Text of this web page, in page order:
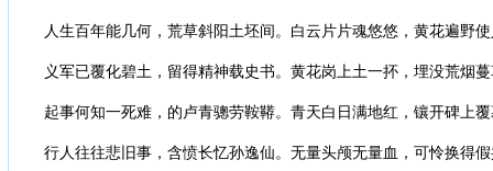
人生百年能几何，荒草斜阳土坯间。白云片片魂悠悠，黄花遍野使
义军已覆化碧土，留得精神载史书。黄花岗上土一抔，埋没荒烟蔓
起事何知一死难，的卢青骢劳鞍鞯。青天白日满地红，镶开碑上覆
行人往往悲旧事，含愤长忆孙逸仙。无量头颅无量血，可怜换得假